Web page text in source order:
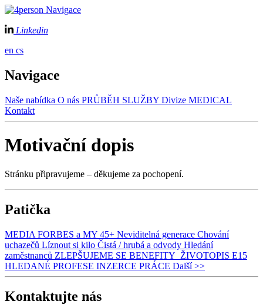
Navigace
Linkedin
en cs
Navigace
Naše nabídka O nás PRŮBĚH SLUŽBY Divize MEDICAL
Kontakt
Motivační dopis
Stránku připravujeme – děkujeme za pochopení.
Patička
MEDIA FORBES a MY 45+ Neviditelná generace Chování
uchazečů Líznout si kilo Čistá / hrubá a odvody Hledání
zaměstnanců ZLEPŠUJEME SE BENEFITY ŽIVOTOPIS E15
HLEDANÉ PROFESE INZERCE PRÁCE Další>>
Kontaktujte nás